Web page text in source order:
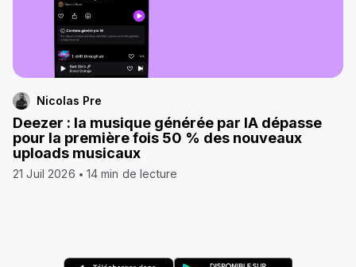
Nicolas Pre
Deezer : la musique générée par IA dépasse
pour la première fois 50 % des nouveaux
uploads musicaux
21 Juil 2026 14 min de lecture